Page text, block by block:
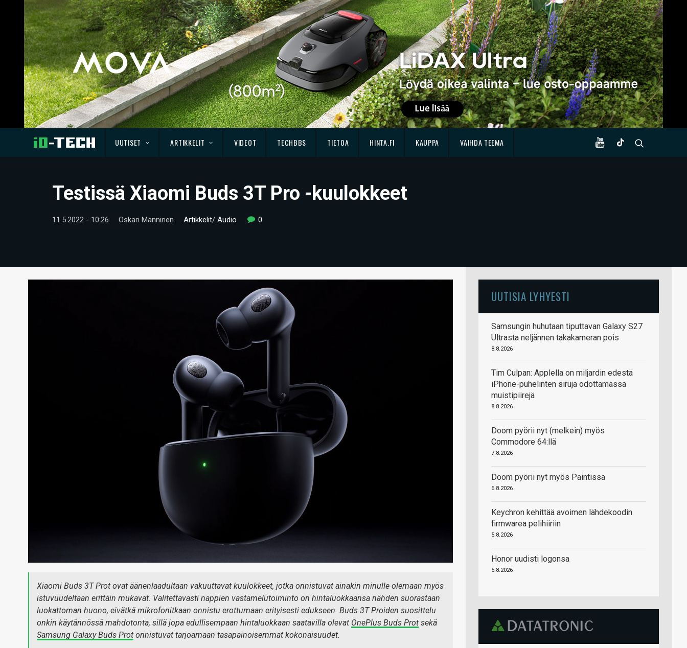
UUTISET ARTIKKELIT VIDEOT TECHBBS TIETOA HINTA.FI KAUPPA VAIHDA TEEMA
Testissä Xiaomi Buds 3T Pro -kuulokkeet
11.5.2022 - 10:26 Oskari Manninen Artikkelit/ Audio 0
Xiaomi Buds 3T Prot ovat äänenlaadultaan vakuuttavat kuulokkeet, jotka onnistuvat ainakin minulle olemaan myös
istuvuudeltaan erittäin mukavat. Valitettavasti nappien vastamelutoiminto on hintaluokkaansa nähden suorastaan
luokattoman huono, eivätkä mikrofonitkaan onnistu erottumaan erityisesti edukseen. Buds 3T Proiden suosittelu
onkin käytännössä mahdotonta, sillä jopa edullisempaan hintaluokkaan saatavilla olevat OnePlus Buds Prot sekä
Samsung Galaxy Buds Prot onnistuvat tarjoamaan tasapainoisemmat kokonaisuudet.
UUTISIA LYHYESTI
Samsungin huhutaan tiputtavan Galaxy S27
Ultrasta neljännen takakameran pois
8.8.2026
Tim Culpan: Applella on miljardin edestä
iPhone-puhelinten siruja odottamassa
muistipiirejä
8.8.2026
Doom pyörii nyt (melkein) myös
Commodore 64:llä
7.8.2026
Doom pyörii nyt myös Paintissa
6.8.2026
Keychron kehittää avoimen lähdekoodin
firmwarea pelihiiriin
5.8.2026
Honor uudisti logonsa
5.8.2026